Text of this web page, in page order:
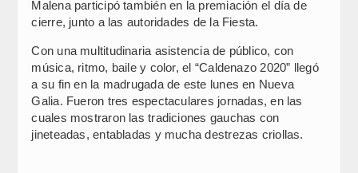
Malena participó también en la premiación el día de
cierre, junto a las autoridades de la Fiesta.
Con una multitudinaria asistencia de público, con
música, ritmo, baile y color, el “Caldenazo 2020” llegó
a su fin en la madrugada de este lunes en Nueva
Galia. Fueron tres espectaculares jornadas, en las
cuales mostraron las tradiciones gauchas con
jineteadas, entabladas y mucha destrezas criollas.